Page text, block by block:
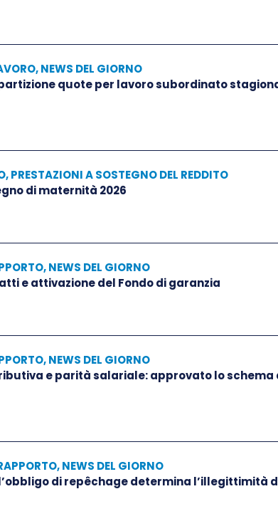
,NEWS DEL GIORNO
quote per lavoro subordinato
,PRESTAZIONI A SOSTEGNO DEL REDDITO
di maternità 2026
,NEWS DEL GIORNO
e attivazione del Fondo di garanzia
,NEWS DEL GIORNO
e parità salariale: approvato lo schema
,NEWS DEL GIORNO
di repêchage determina l’illegittimità